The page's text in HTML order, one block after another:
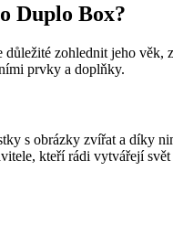
Duplo Box?
zohlednit jeho věk,
prvky a doplňky.
s obrázky zvířat a díky
kteří rádi vytvářejí